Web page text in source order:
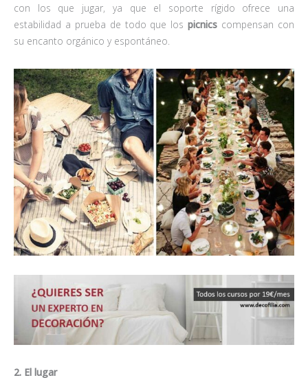
con los que jugar, ya que el soporte rígido ofrece una
estabilidad a prueba de todo que lospicnics compensan con
su encanto orgánico y espontáneo.
2. El lugar